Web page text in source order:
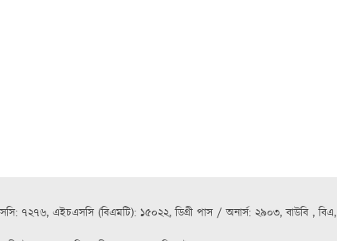
৭২৭৬, এইচএসসি (বিএমটি): ১৫০২২, ডিগ্রী পাস / অনার্স: ২৯০৩, বাউবি , বিএ,